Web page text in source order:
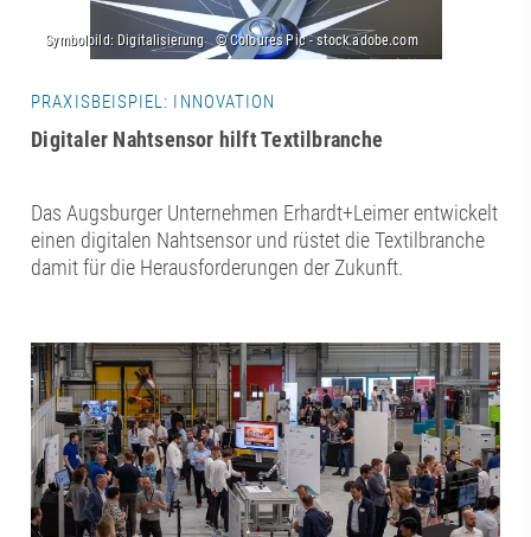
PRAXISBEISPIEL: INNOVATION
Digitaler Nahtsensor hilft Textilbranche
Das Augsburger Unternehmen Erhardt+Leimer entwickelt
einen digitalen Nahtsensor und rüstet die Textilbranche
damit für die Herausforderungen der Zukunft.